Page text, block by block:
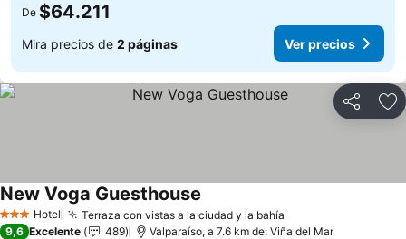
De $64.211
Mira precios de 2 páginas Ver precios
Compartir
3 Estrellas
Hotel Terraza con vistas a la ciudad y la bahía
New Voga Guesthouse
9,6 Excelente 489 Valparaíso, a 7.6 km de: Viña del Mar